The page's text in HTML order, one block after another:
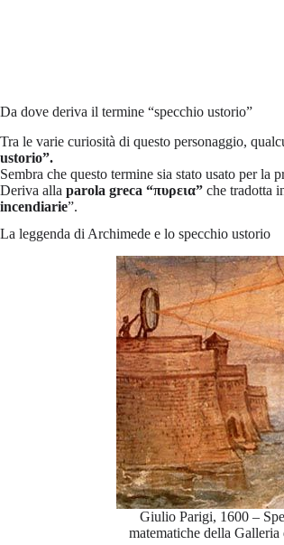
Da dove deriva il termine “specchio ustorio”
Tra le varie curiosità di questo personaggio,
ustorio”.
Sembra che questo termine sia stato usato per la
Deriva alla parola greca “πυρεια” che tradotta
incendiarie”.
La leggenda di Archimede e lo specchio ustorio
Giulio Parigi, 1600 –
matematiche della